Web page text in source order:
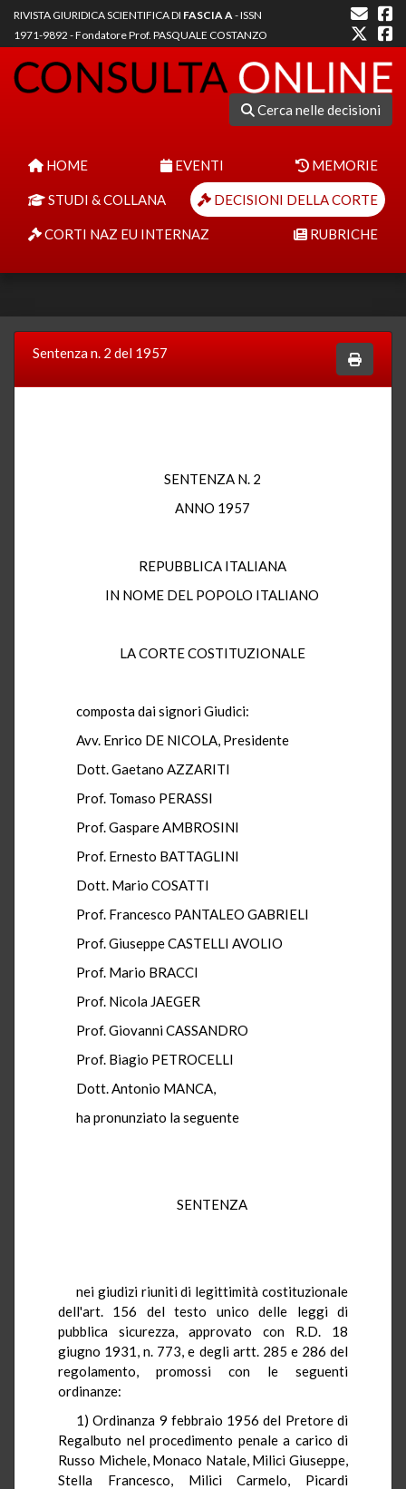
RIVISTA GIURIDICA SCIENTIFICA DI FASCIA A- ISSN
1971-9892 - Fondatore Prof. PASQUALE COSTANZO
Cerca nelle decisioni
HOME EVENTI MEMORIE
STUDI & COLLANA DECISIONI DELLA CORTE
CORTI NAZ EU INTERNAZ RUBRICHE
Sentenza n. 2 del 1957
SENTENZA N. 2
ANNO 1957
REPUBBLICA ITALIANA
IN NOME DEL POPOLO ITALIANO
LA CORTE COSTITUZIONALE
composta dai signori Giudici:
Avv. Enrico DE NICOLA, Presidente
Dott. Gaetano AZZARITI
Prof. Tomaso PERASSI
Prof. Gaspare AMBROSINI
Prof. Ernesto BATTAGLINI
Dott. Mario COSATTI
Prof. Francesco PANTALEO GABRIELI
Prof. Giuseppe CASTELLI AVOLIO
Prof. Mario BRACCI
Prof. Nicola JAEGER
Prof. Giovanni CASSANDRO
Prof. Biagio PETROCELLI
Dott. Antonio MANCA,
ha pronunziato la seguente
SENTENZA
nei giudizi riuniti di legittimità costituzionale
dell'art. 156 del testo unico delle leggi di
pubblica sicurezza, approvato con R.D. 18
giugno 1931, n. 773, e degli artt. 285 e 286 del
regolamento, promossi con le seguenti
ordinanze:
1) Ordinanza 9 febbraio 1956 del Pretore di
Regalbuto nel procedimento penale a carico di
Russo Michele, Monaco Natale, Milici Giuseppe,
Stella Francesco, Milici Carmelo, Picardi